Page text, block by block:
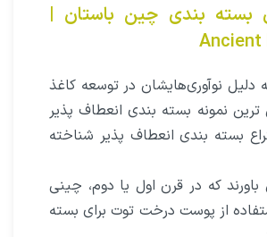
بسته بندی چین باستان |
Ancient
دلیل نوآورى‌هایشان در توسعه کاغذ
نمونه بسته بندى انعطاف پذیر
بسته بندى انعطاف پذیر شناخته
باورند که در قرن اول یا دوم، چینى
از پوست درخت توت براى بسته